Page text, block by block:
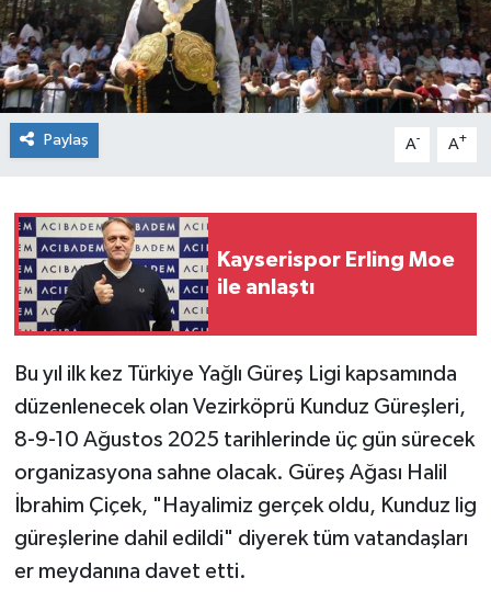
Paylaş A- A+
Kayserispor Erling Moe
ile anlaştı
Bu yıl ilk kez Türkiye Yağlı Güreş Ligi kapsamında
düzenlenecek olan Vezirköprü Kunduz Güreşleri,
8-9-10 Ağustos 2025 tarihlerinde üç gün sürecek
organizasyona sahne olacak. Güreş Ağası Halil
İbrahim Çiçek, "Hayalimiz gerçek oldu, Kunduz lig
güreşlerine dahil edildi" diyerek tüm vatandaşları
er meydanına davet etti.
Teknoloji
Tokat Haberleri
Yaşam